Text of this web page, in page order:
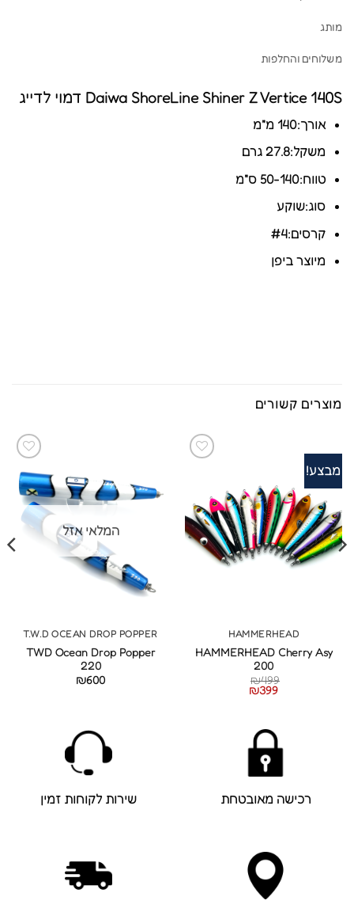
מותג
משלוחים והחלפות
Daiwa ShoreLine Shiner Z Vertice 140S דמוי לדייג
אורך:140 מ"מ
משקל:27.8 גרם
טווח:50-140 ס"מ
סוג:שוקע
קרסים:#4
מיוצר ביפן
מוצרים קשורים
מבצע!
HAMMERHEAD
HAMMERHEAD Cherry Asy
200
₪499
₪399
המלאי אזל
T.W.D OCEAN DROP POPPER
TWD Ocean Drop Popper
220
₪600
רכישה מאובטחת שירות לקוחות זמין